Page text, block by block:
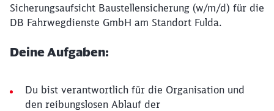
Sicherungsaufsicht Baustellensicherung (w/m/d) für die
DB Fahrwegdienste GmbH am Standort Fulda.
Deine Aufgaben:
Du bist verantwortlich für die Organisation und
den reibungslosen Ablauf der